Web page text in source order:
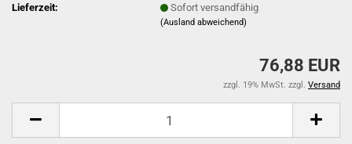
Lieferzeit:
Sofort versandfähig
(Ausland abweichend)
76,88 EUR
zzgl. 19% MwSt. zzgl. Versand